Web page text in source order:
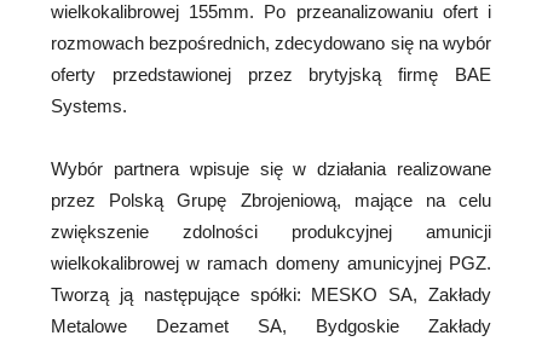
wielkokalibrowej 155mm. Po przeanalizowaniu ofert i
rozmowach bezpośrednich, zdecydowano się na wybór
oferty przedstawionej przez brytyjską firmę BAE
Systems.
Wybór partnera wpisuje się w działania realizowane
przez Polską Grupę Zbrojeniową, mające na celu
zwiększenie zdolności produkcyjnej amunicji
wielkokalibrowej w ramach domeny amunicyjnej PGZ.
Tworzą ją następujące spółki: MESKO SA, Zakłady
Metalowe Dezamet SA, Bydgoskie Zakłady